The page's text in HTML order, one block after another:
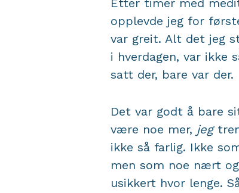
Etter timer med
opplevde jeg for
var greit. Alt det jeg
i hverdagen, var ikke
satt der, bare var der.
Det var godt å bare
være noe mer, jeg
ikke så farlig. Ikke
men som noe nært
usikkert hvor lenge.